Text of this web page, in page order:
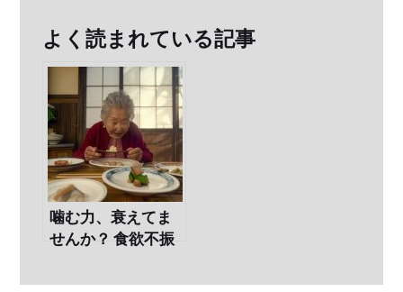
よく読まれている記事
噛む力、衰えてま
せんか？ 食欲不振
医者への相談ポイ